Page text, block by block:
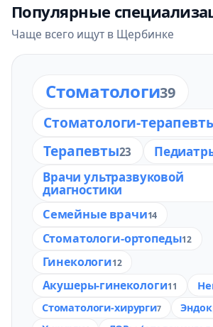
Популярные
Чаще всего ищут в Щербинке
Стоматологи39
Стоматологи-
Терапевты23
Врачи ультразвуковой
диагностики
Семейные врачи14
Стоматологи-ортопеды12
Гинекологи12
Акушеры-гинекологи11
Стоматологи-хирурги7